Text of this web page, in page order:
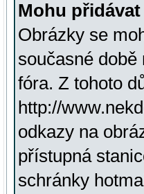
Mohu
Obrázky se
současné
fóra. Z tohoto
http://
odkazy na
přístupná
schránky